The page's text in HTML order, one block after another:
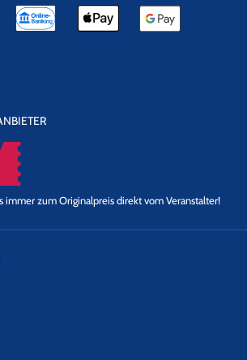
immer zum Originalpreis direkt vom Veranstalter!